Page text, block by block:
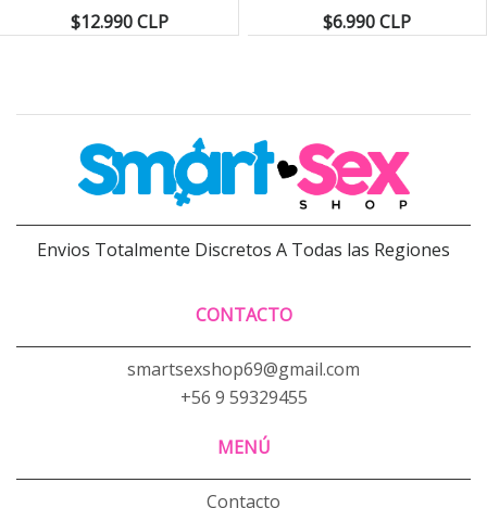
$12.990 CLP
$6.990 CLP
Envios Totalmente Discretos A Todas las Regiones
CONTACTO
smartsexshop69@gmail.com
+56 9 59329455
MENÚ
Contacto